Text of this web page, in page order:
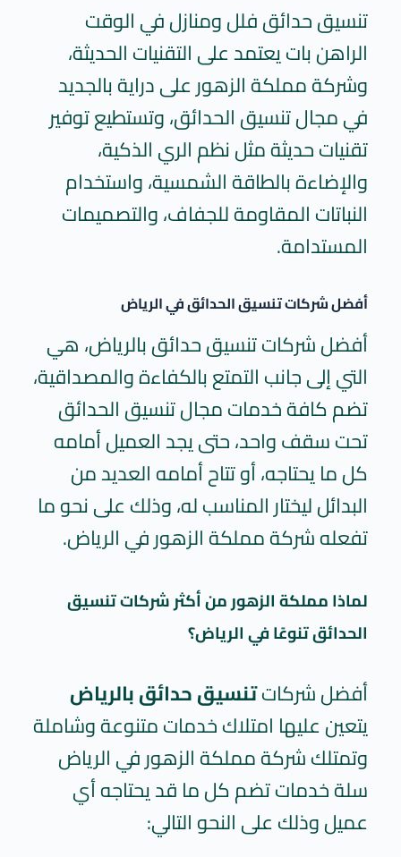
تنسيق حدائق فلل ومنازل في الوقت
الراهن بات يعتمد على التقنيات الحديثة،
وشركة مملكة الزهور على دراية بالجديد
في مجال تنسيق الحدائق، وتستطيع توفير
تقنيات حديثة مثل نظم الري الذكية،
والإضاءة بالطاقة الشمسية، واستخدام
النباتات المقاومة للجفاف، والتصميمات
المستدامة.
أفضل شركات تنسيق الحدائق في الرياض
أفضل شركات تنسيق حدائق بالرياض، هي
التي إلى جانب التمتع بالكفاءة والمصداقية،
تضم كافة خدمات مجال تنسيق الحدائق
تحت سقف واحد، حتى يجد العميل أمامه
كل ما يحتاجه، أو تتاح أمامه العديد من
البدائل ليختار المناسب له، وذلك على نحو ما
تفعله شركةمملكة الزهورفي الرياض.
لماذا مملكة الزهور من أكثر شركات تنسيق
الحدائق تنوعًا في الرياض؟
أفضل شركاتتنسيق حدائق بالرياض
يتعين عليها امتلاك خدمات متنوعة وشاملة
وتمتلك شركةمملكة الزهورفي الرياض
سلة خدمات تضم كل ما قد يحتاجه أي
عميل وذلك على النحو التالي: